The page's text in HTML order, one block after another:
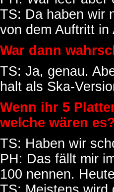
TS: Da haben wir
von dem Auftritt
War dann
TS: Ja, genau.
halt als Ska-
Wenn ihr 5
welche wären es?
TS: Haben wir
PH: Das fällt mir
100 nennen.